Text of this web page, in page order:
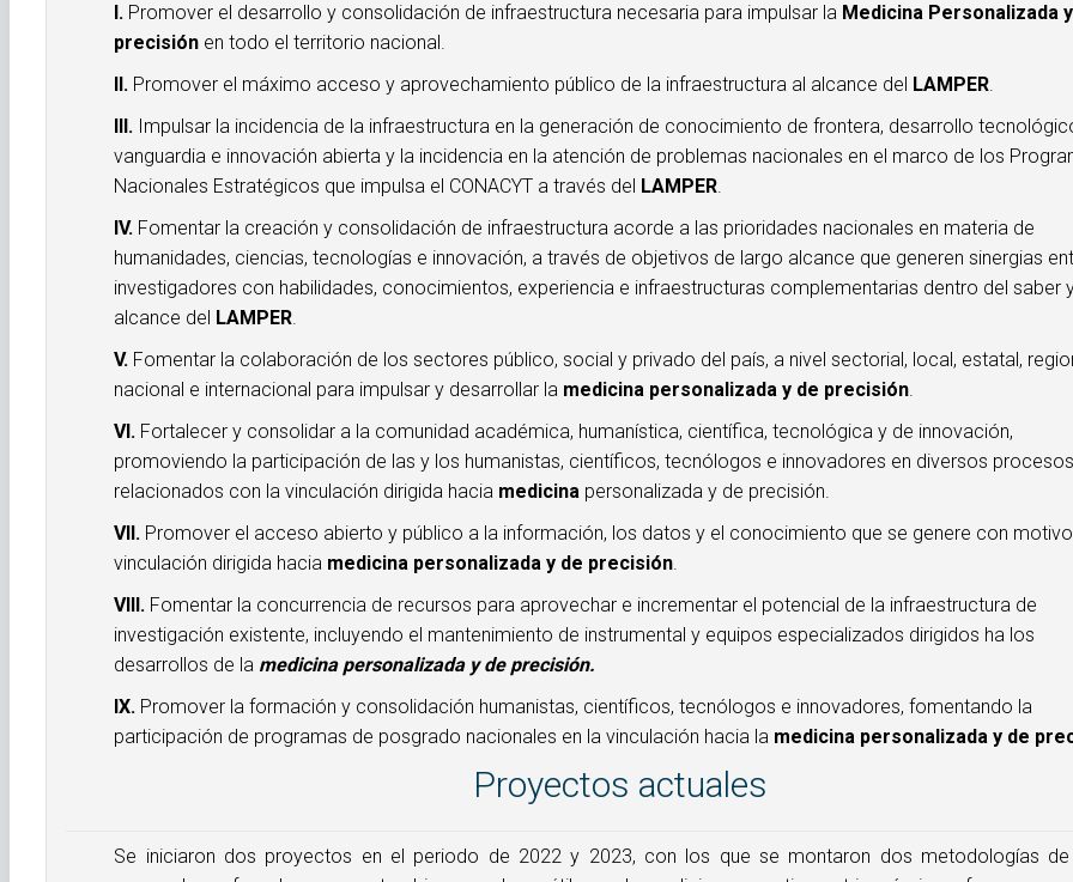
I. Promover el desarrollo y consolidación de infraestructura necesaria para impulsar la Medicina Personalizada
precisión en todo el territorio nacional.
II. Promover el máximo acceso y aprovechamiento público de la infraestructura al alcance del LAMPER.
III. Impulsar la incidencia de la infraestructura en la generación de conocimiento de frontera, desarrollo
vanguardia e innovación abierta y la incidencia en la atención de problemas nacionales en el marco de los
Nacionales Estratégicos que impulsa el CONACYT a través del LAMPER.
IV. Fomentar la creación y consolidación de infraestructura acorde a las prioridades nacionales en materia de
humanidades, ciencias, tecnologías e innovación, a través de objetivos de largo alcance que generen sinergias
investigadores con habilidades, conocimientos, experiencia e infraestructuras complementarias dentro del saber
alcance del LAMPER.
V. Fomentar la colaboración de los sectores público, social y privado del país, a nivel sectorial, local, estatal,
nacional e internacional para impulsar y desarrollar la medicina personalizada y de precisión.
VI. Fortalecer y consolidar a la comunidad académica, humanística, científica, tecnológica y de innovación,
promoviendo la participación de las y los humanistas, científicos, tecnólogos e innovadores en diversos procesos
relacionados con la vinculación dirigida hacia medicina personalizada y de precisión.
VII. Promover el acceso abierto y público a la información, los datos y el conocimiento que se genere con
vinculación dirigida hacia medicina personalizada y de precisión.
VIII. Fomentar la concurrencia de recursos para aprovechar e incrementar el potencial de la infraestructura de
investigación existente, incluyendo el mantenimiento de instrumental y equipos especializados dirigidos ha los
desarrollos de la medicina personalizada y de precisión.
IX. Promover la formación y consolidación humanistas, científicos, tecnólogos e innovadores, fomentando la
participación de programas de posgrado nacionales en la vinculación hacia la medicina personalizada y de
Proyectos actuales
Se iniciaron dos proyectos en el periodo de 2022 y 2023, con los que se montaron dos metodologías de